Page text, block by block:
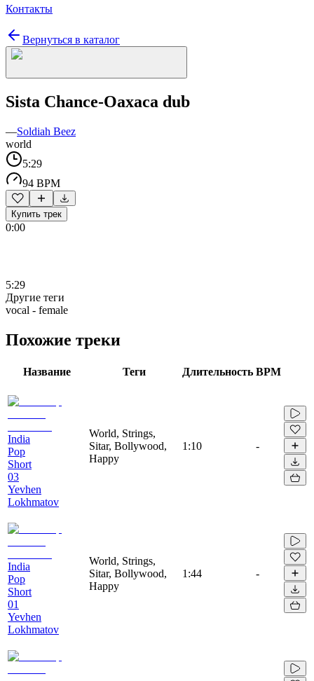
Контакты
Вернуться в каталог
Sista Chance-Oaxaca dub
—Soldiah Beez
world
5:29
94 BPM
Купить трек
0:00
5:29
Другие теги
vocal - female
Похожие треки
Название Теги Длительность BPM
India
Pop
Short
03
Yevhen
Lokhmatov
World, Strings,
Sitar, Bollywood,
Happy
1:10 -
India
Pop
Short
01
Yevhen
Lokhmatov
World, Strings,
Sitar, Bollywood,
Happy
1:44 -